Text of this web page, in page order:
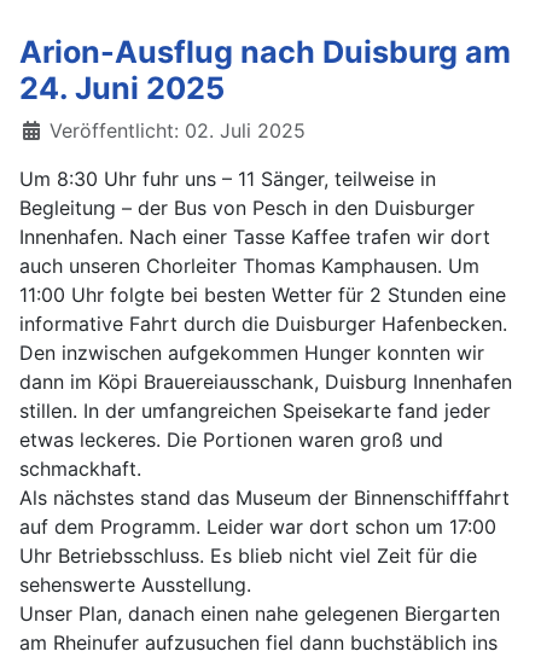
Arion-Ausflug nach Duisburg am
24. Juni 2025
Details
Veröffentlicht: 02. Juli 2025
Um 8:30 Uhr fuhr uns – 11 Sänger, teilweise in
Begleitung – der Bus von Pesch in den Duisburger
Innenhafen. Nach einer Tasse Kaffee trafen wir dort
auch unseren Chorleiter Thomas Kamphausen. Um
11:00 Uhr folgte bei besten Wetter für 2 Stunden eine
informative Fahrt durch die Duisburger Hafenbecken.
Den inzwischen aufgekommen Hunger konnten wir
dann im Köpi Brauereiausschank, Duisburg Innenhafen
stillen. In der umfangreichen Speisekarte fand jeder
etwas leckeres. Die Portionen waren groß und
schmackhaft.
Als nächstes stand das Museum der Binnenschifffahrt
auf dem Programm. Leider war dort schon um 17:00
Uhr Betriebsschluss. Es blieb nicht viel Zeit für die
sehenswerte Ausstellung.
Unser Plan, danach einen nahe gelegenen Biergarten
am Rheinufer aufzusuchen fiel dann buchstäblich ins